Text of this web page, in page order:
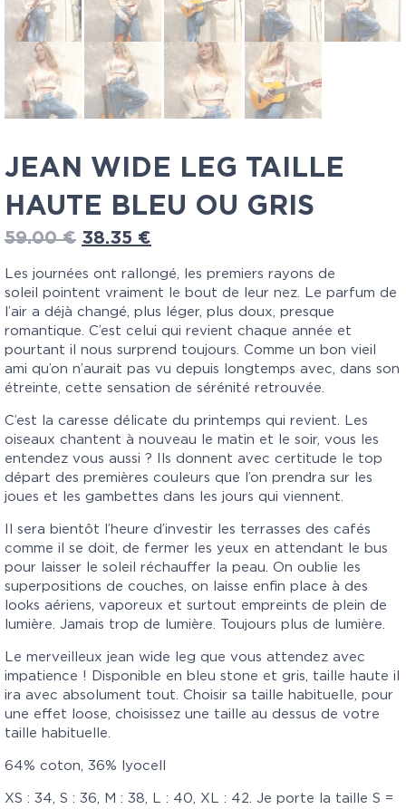
JEAN WIDE LEG TAILLE
HAUTE BLEU OU GRIS
59.00€ 38.35 €
Les journées ont rallongé, les premiers rayons de
soleil pointent vraiment le bout de leur nez. Le parfum de
l’air a déjà changé, plus léger, plus doux, presque
romantique. C’est celui qui revient chaque année et
pourtant il nous surprend toujours. Comme un bon vieil
ami qu’on n’aurait pas vu depuis longtemps avec, dans son
étreinte, cette sensation de sérénité retrouvée.
C’est la caresse délicate du printemps qui revient. Les
oiseaux chantent à nouveau le matin et le soir, vous les
entendez vous aussi ? Ils donnent avec certitude le top
départ des premières couleurs que l’on prendra sur les
joues et les gambettes dans les jours qui viennent.
Il sera bientôt l’heure d’investir les terrasses des cafés
comme il se doit, de fermer les yeux en attendant le bus
pour laisser le soleil réchauffer la peau. On oublie les
superpositions de couches, on laisse enfin place à des
looks aériens, vaporeux et surtout empreints de plein de
lumière. Jamais trop de lumière. Toujours plus de lumière.
Le merveilleux jean wide leg que vous attendez avec
impatience ! Disponible en bleu stone et gris, taille haute il
ira avec absolument tout. Choisir sa taille habituelle, pour
une effet loose, choisissez une taille au dessus de votre
taille habituelle.
64% coton, 36% lyocell
XS : 34, S : 36, M : 38, L : 40, XL : 42. Je porte la taille S =